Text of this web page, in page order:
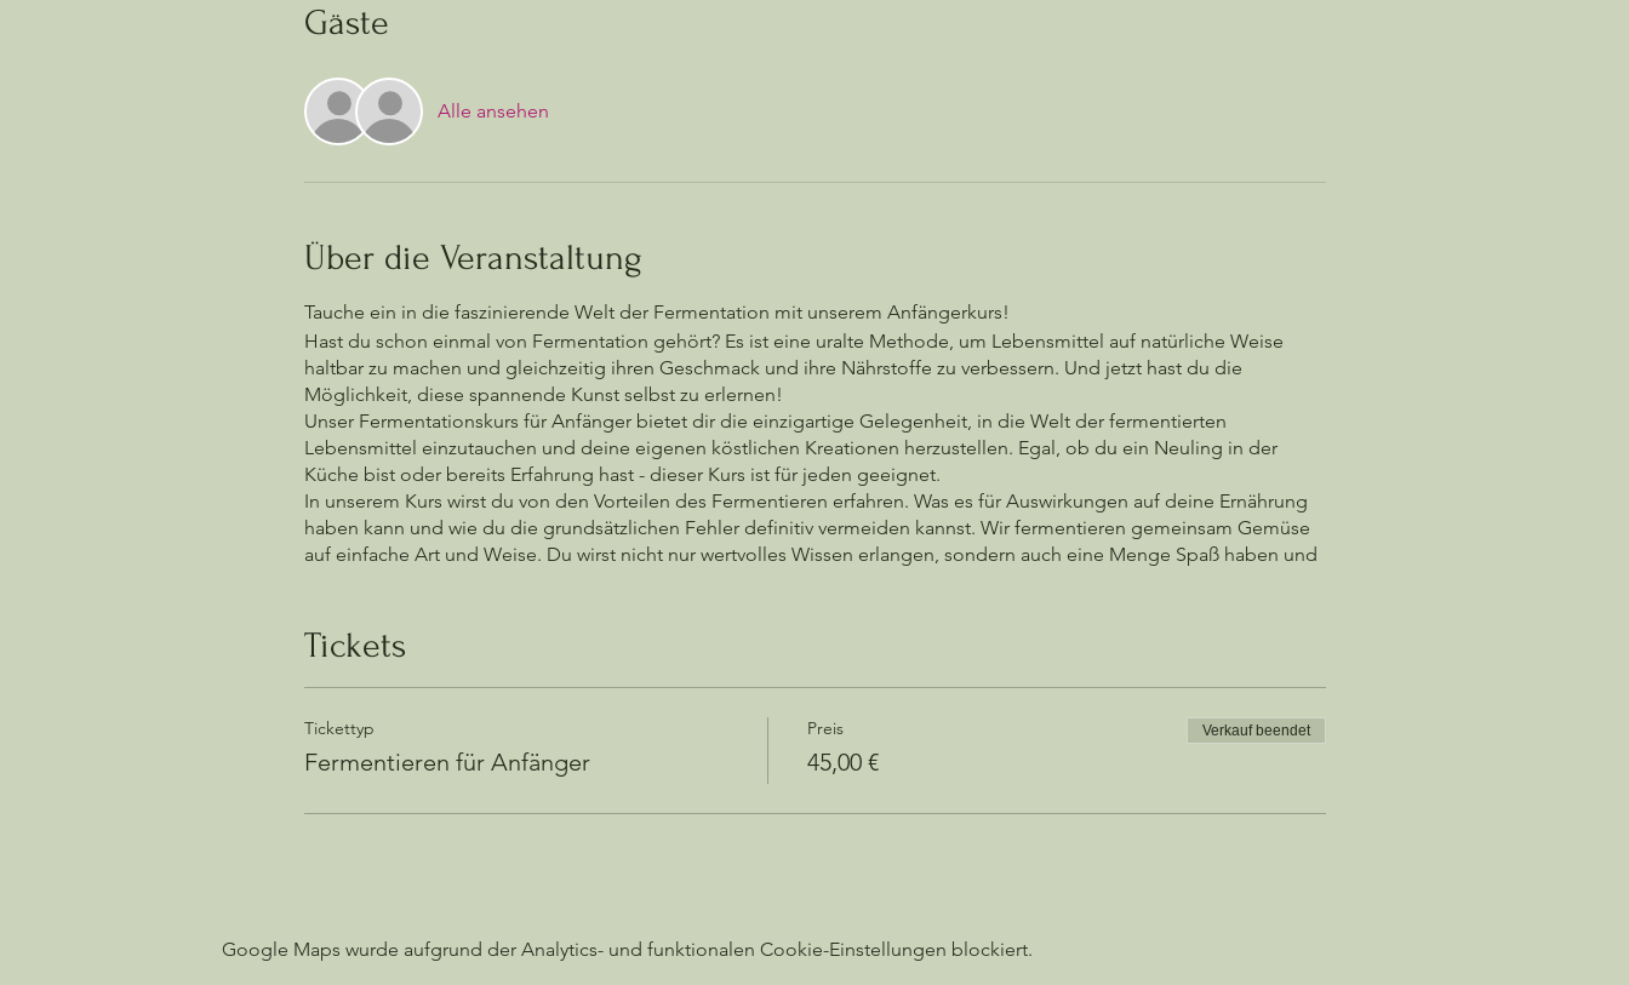
Gäste
Alle ansehen
Über die Veranstaltung
Tauche ein in die faszinierende Welt der Fermentation mit unserem Anfängerkurs!
Hast du schon einmal von Fermentation gehört? Es ist eine uralte Methode, um Lebensmittel auf natürliche Weise
haltbar zu machen und gleichzeitig ihren Geschmack und ihre Nährstoffe zu verbessern. Und jetzt hast du die
Möglichkeit, diese spannende Kunst selbst zu erlernen!
Unser Fermentationskurs für Anfänger bietet dir die einzigartige Gelegenheit, in die Welt der fermentierten
Lebensmittel einzutauchen und deine eigenen köstlichen Kreationen herzustellen. Egal, ob du ein Neuling in der
Küche bist oder bereits Erfahrung hast - dieser Kurs ist für jeden geeignet.
In unserem Kurs wirst du von den Vorteilen des Fermentieren erfahren. Was es für Auswirkungen auf deine Ernährung
haben kann und wie du die grundsätzlichen Fehler definitiv vermeiden kannst. Wir fermentieren gemeinsam Gemüse
auf einfache Art und Weise. Du wirst nicht nur wertvolles Wissen erlangen, sondern auch eine Menge Spaß haben und
faszinierende Welt der fermentierten Lebensmittel. Verwöhne deinen Gaumen mit gesunden und leckeren Kreationen,
die du selbst hergestellt hast. Sei dabei und werde zum Meister der Fermentation!
Sichere dir jetzt deinen Platz und erlebe die Magie der Fermentation!
Tickets
Tickettyp
Fermentieren für Anfänger
Preis
45,00 €
Verkauf beendet
Google Maps wurde aufgrund der Analytics- und funktionalen Cookie-Einstellungen blockiert.